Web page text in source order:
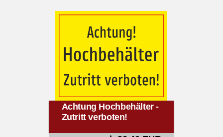
Achtung Hochbehälter -
Zutritt verboten!